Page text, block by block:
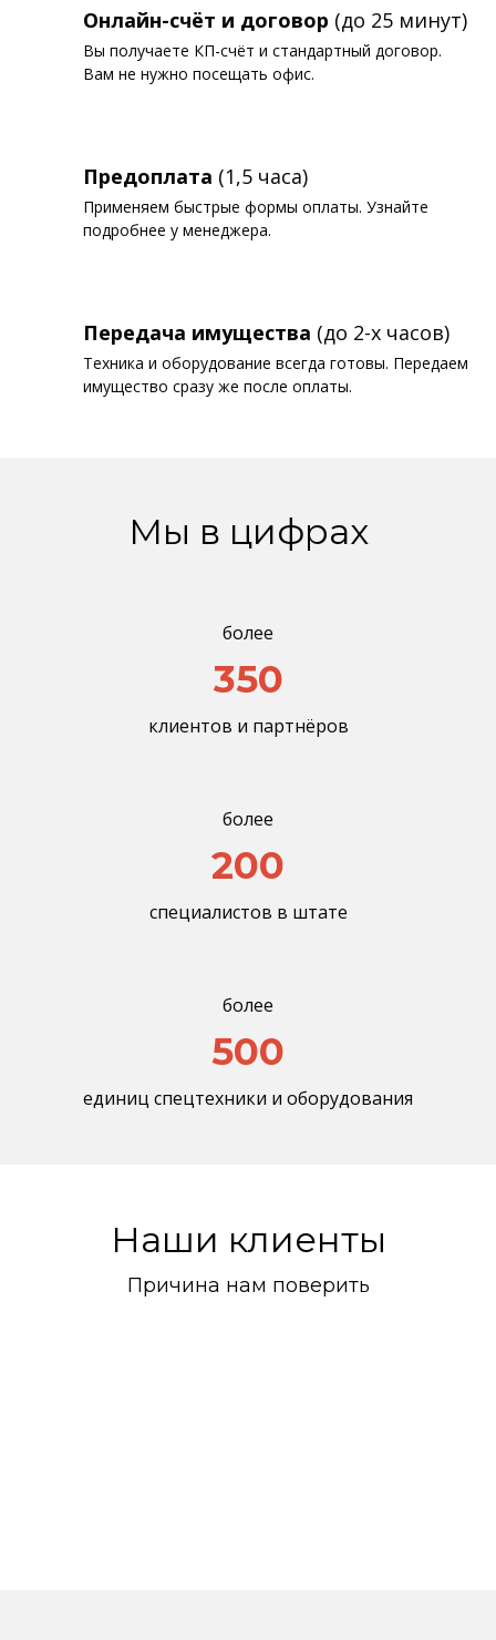
Онлайн-счёт и договор (до 25 минут)
Вы получаете КП-счёт и стандартный договор.
Вам не нужно посещать офис.
Предоплата (1,5 часа)
Применяем быстрые формы оплаты. Узнайте
подробнее у менеджера.
Передача имущества (до 2-х часов)
Техника и оборудование всегда готовы. Передаем
имущество сразу же после оплаты.
Мы в цифрах
более
350
клиентов и партнёров
более
200
специалистов в штате
более
500
единиц спецтехники и оборудования
Наши клиенты
Причина нам поверить